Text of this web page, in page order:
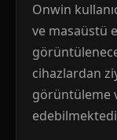
Onwin
ve masaüstü
cihazlardan
görüntüleme